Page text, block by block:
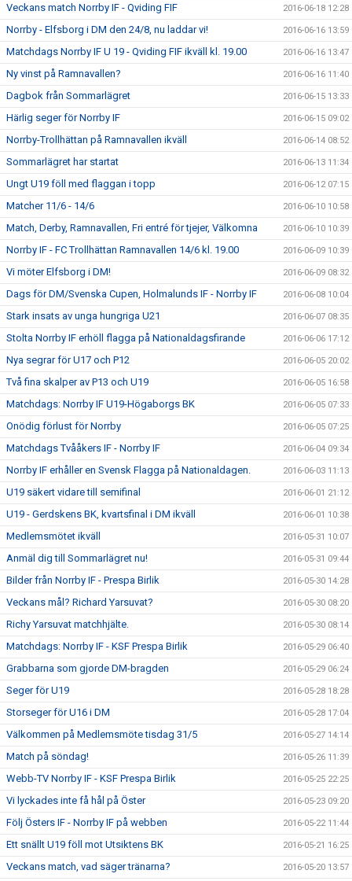
Veckans match Norrby IF - Qviding FIF 2016-06-18 12:28
Norrby - Elfsborg i DM den 24/8, nu laddar vi! 2016-06-16 13:59
Matchdags Norrby IF U 19 - Qviding FIF ikväll kl. 19.00 2016-06-16 13:47
Ny vinst på Ramnavallen? 2016-06-16 11:40
Dagbok från Sommarlägret 2016-06-15 13:33
Härlig seger för Norrby IF 2016-06-15 09:02
Norrby-Trollhättan på Ramnavallen ikväll 2016-06-14 08:52
Sommarlägret har startat 2016-06-13 11:34
Ungt U19 föll med flaggan i topp 2016-06-12 07:15
Matcher 11/6 - 14/6 2016-06-10 10:58
Match, Derby, Ramnavallen, Fri entré för tjejer, Välkomna 2016-06-10 10:39
Norrby IF - FC Trollhättan Ramnavallen 14/6 kl. 19.00 2016-06-09 10:39
Vi möter Elfsborg i DM! 2016-06-09 08:32
Dags för DM/Svenska Cupen, Holmalunds IF - Norrby IF 2016-06-08 10:04
Stark insats av unga hungriga U21 2016-06-07 08:35
Stolta Norrby IF erhöll flagga på Nationaldagsfirande 2016-06-06 17:12
Nya segrar för U17 och P12 2016-06-05 20:02
Två fina skalper av P13 och U19 2016-06-05 16:58
Matchdags: Norrby IF U19-Högaborgs BK 2016-06-05 07:33
Onödig förlust för Norrby 2016-06-05 07:25
Matchdags Tvååkers IF - Norrby IF 2016-06-04 09:34
Norrby IF erhåller en Svensk Flagga på Nationaldagen. 2016-06-03 11:13
U19 säkert vidare till semifinal 2016-06-01 21:12
U19 - Gerdskens BK, kvartsfinal i DM ikväll 2016-06-01 10:38
Medlemsmötet ikväll 2016-05-31 10:07
Anmäl dig till Sommarlägret nu! 2016-05-31 09:44
Bilder från Norrby IF - Prespa Birlik 2016-05-30 14:28
Veckans mål? Richard Yarsuvat? 2016-05-30 08:20
Richy Yarsuvat matchhjälte. 2016-05-30 08:14
Matchdags: Norrby IF - KSF Prespa Birlik 2016-05-29 06:40
Grabbarna som gjorde DM-bragden 2016-05-29 06:24
Seger för U19 2016-05-28 18:28
Storseger för U16 i DM 2016-05-28 17:04
Välkommen på Medlemsmöte tisdag 31/5 2016-05-27 14:14
Match på söndag! 2016-05-26 11:39
Webb-TV Norrby IF - KSF Prespa Birlik 2016-05-25 22:25
Vi lyckades inte få hål på Öster 2016-05-23 09:20
Följ Östers IF - Norrby IF på webben 2016-05-22 11:44
Ett snällt U19 föll mot Utsiktens BK 2016-05-21 16:25
Veckans match, vad säger tränarna? 2016-05-20 13:57